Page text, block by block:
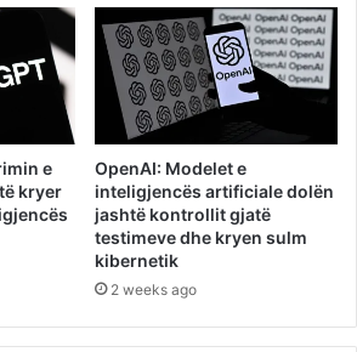
e
kryer
OpenAI: Modelet e
inteligjencës artificiale dolën
jashtë kontrollit gjatë
testimeve dhe kryen sulm
kibernetik
2 weeks ago